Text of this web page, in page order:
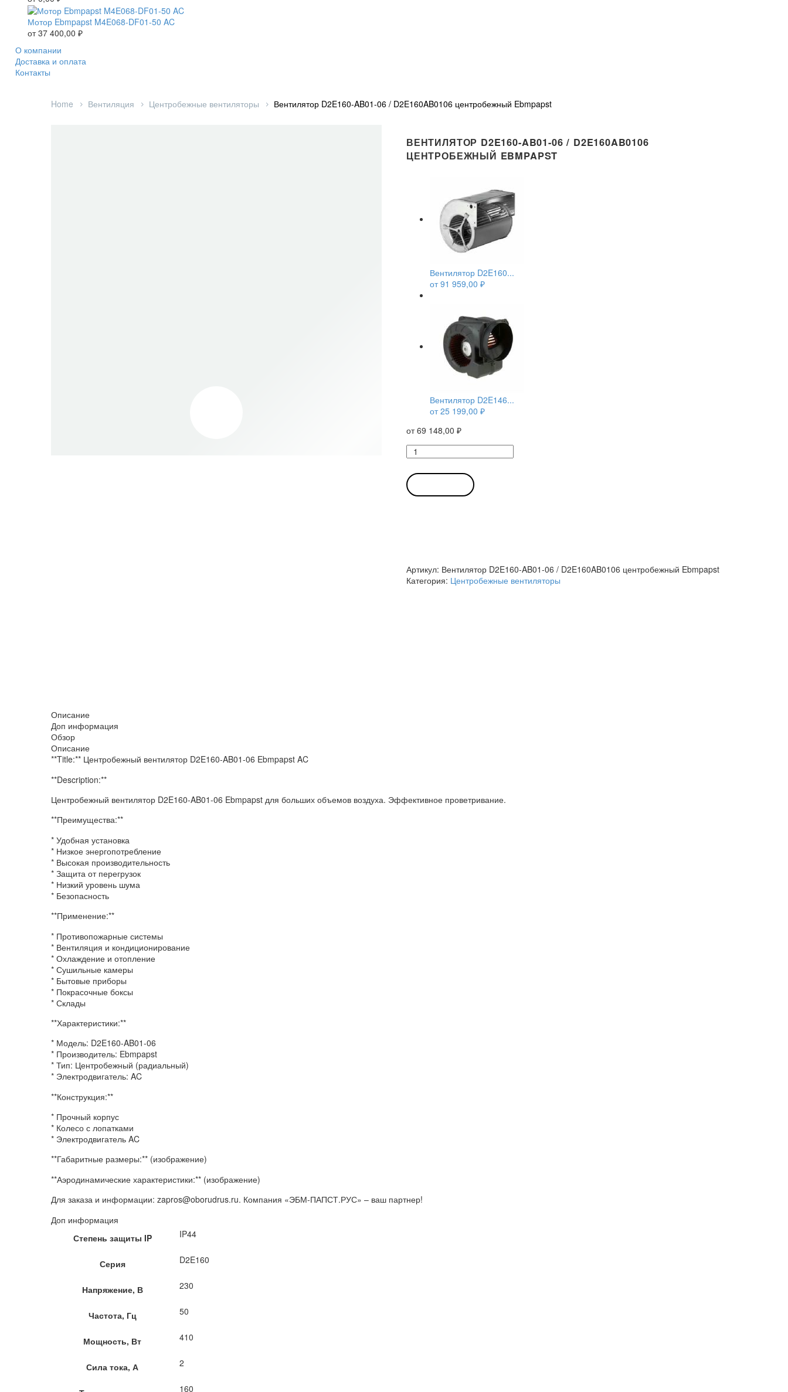
Мотор Ebmpapst M4E068-DF01-50 AC
от37 400,00 ₽
О компании
Доставка и оплата
Контакты
Home Вентиляция Центробежные вентиляторы Вентилятор D2E160-AB01-06 / D2E160AB0106 центробежный Ebmpapst
ВЕНТИЛЯТОР D2E160-AB01-06 / D2E160AB0106
ЦЕНТРОБЕЖНЫЙ EBMPAPST
Вентилятор D2E160...
от91 959,00 ₽
Вентилятор D2E146...
от25 199,00 ₽
от69 148,00 ₽
Количество
товара
Вентилятор
D2E160-
AB01-
Артикул: Вентилятор D2E160-AB01-06 / D2E160AB0106 центробежный Ebmpapst
Категория: Центробежные вентиляторы
Описание
Доп информация
Обзор
Описание
**Title:** Центробежный вентилятор D2E160-AB01-06 Ebmpapst AC
**Description:**
Центробежный вентилятор D2E160-AB01-06 Ebmpapst для больших объемов воздуха. Эффективное проветривание.
**Преимущества:**
* Удобная установка
* Низкое энергопотребление
* Высокая производительность
* Защита от перегрузок
* Низкий уровень шума
* Безопасность
**Применение:**
* Противопожарные системы
* Вентиляция и кондиционирование
* Охлаждение и отопление
* Сушильные камеры
* Бытовые приборы
* Покрасочные боксы
* Склады
**Характеристики:**
* Модель: D2E160-AB01-06
* Производитель: Ebmpapst
* Тип: Центробежный (радиальный)
* Электродвигатель: AC
**Конструкция:**
* Прочный корпус
* Колесо с лопатками
* Электродвигатель AC
**Габаритные размеры:** (изображение)
**Аэродинамические характеристики:** (изображение)
Для заказа и информации: zapros@oborudrus.ru. Компания «ЭБМ-ПАПСТ.РУС» – ваш партнер!
Доп информация
Степень защиты IP
IP44
Серия D2E160
Напряжение, В 230
Частота, Гц 50
Мощность, Вт 410
Сила тока, А 2
160